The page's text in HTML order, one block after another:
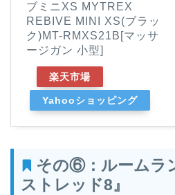
ブミニXS MYTREX
REBIVE MINI XS(ブラッ
ク)MT-RMXS21B[マッサ
ージガン 小型]
楽天市場
Yahooショッピング
その⑥：ルームラ
ストレッド8』